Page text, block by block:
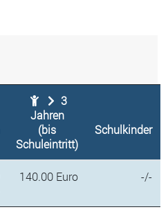
3
Jahren
(bis
Schuleintritt)
Schulkinder
140.00 Euro -/-